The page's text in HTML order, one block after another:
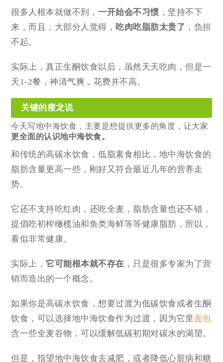
很多人根本就做不到，一开始会不习惯 ，坚持不下
来，而且，大部分人觉得，吃肉吃脂肪太贵了 ，负担
不起。
实际上，真正生酮饮食以后，虽然天天吃肉，但是一
天1-2餐，神清气爽，花费并不高。
关键的瘦龙说
今天写地中海饮食，主要是想提供更多的角度，让大家
更全面的认识地中海饮食。
和传统的高碳水饮食，低脂素食相比，地中海饮食的
脂肪含量更高一些，刚好又符合最近几年的营养走
势。
它还不支持吃红肉，还吃全麦，脂肪含量也还不错，
提倡吃初榨橄榄油和鱼类海鲜等等健康脂肪，所以，
看似非常健康。
实际上，它可能根本就不存在 ，只是很多专家为了营
销而造出的一个概念。
如果你是高碳水饮食，想要过渡为低碳饮食或者生酮
饮食，可以选择地中海饮食作为过渡，因为它里 面包
含一些全麦谷物，可以缓解低碳初期对碳水的渴望。
但是，指望地中海饮食去减肥，或者降低心脏病和糖